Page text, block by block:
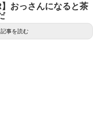
】おっさんになると茶
記事を読む